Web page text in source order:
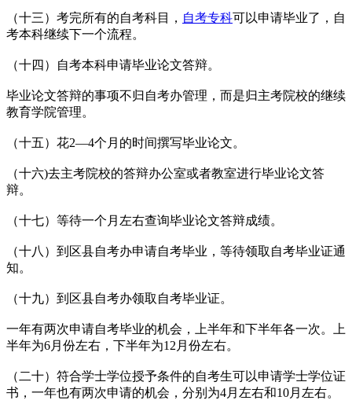
（十三）考完所有的自考科目， 自考专科可以申请毕业了，自
考本科继续下一个流程。
（十四）自考本科申请毕业论文答辩。
毕业论文答辩的事项不归自考办管理，而是归主考院校的继续
教育学院管理。
（十五）花2—4个月的时间撰写毕业论文。
（十六)去主考院校的答辩办公室或者教室进行毕业论文答
辩。
（十七）等待一个月左右查询毕业论文答辩成绩。
（十八）到区县自考办申请自考毕业，等待领取自考毕业证通
知。
（十九）到区县自考办领取自考毕业证。
一年有两次申请自考毕业的机会，上半年和下半年各一次。上
半年为6月份左右，下半年为12月份左右。
（二十）符合学士学位授予条件的自考生可以申请学士学位证
书，一年也有两次申请的机会，分别为4月左右和10月左右。